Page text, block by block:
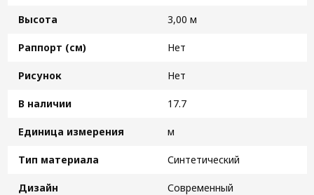
Высота 3,00 м
Раппорт (см) Нет
Рисунок Нет
В наличии 17.7
Единица измерения м
Тип материала Синтетический
Дизайн Современный